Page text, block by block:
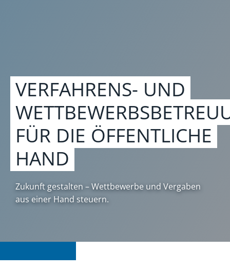
VERFAHRENS- UND
FÜR DIE ÖFFENTLICHE
HAND
Zukunft gestalten – Wettbewerbe und Vergaben
aus einer Hand steuern.